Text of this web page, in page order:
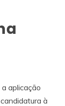
aplicação
à